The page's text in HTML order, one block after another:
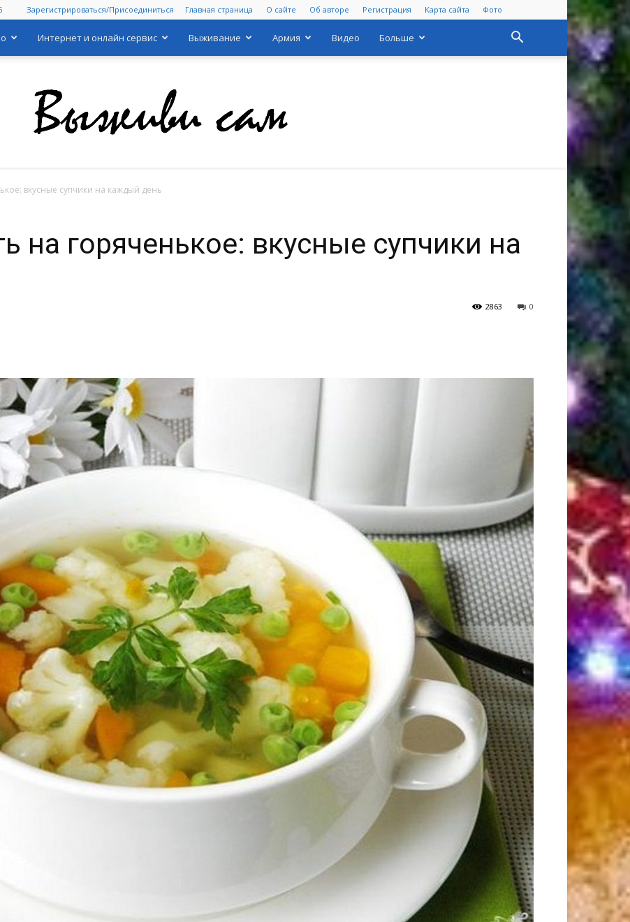
Зарегистрироваться/Присоединиться Главная страница О сайте Об авторе Регистрация Карта сайта Фото
Интернет и онлайн сервис Выживание Армия Видео Больше
вкусные супчики на каждый день
на горяченькое: вкусные супчики на
0
2863